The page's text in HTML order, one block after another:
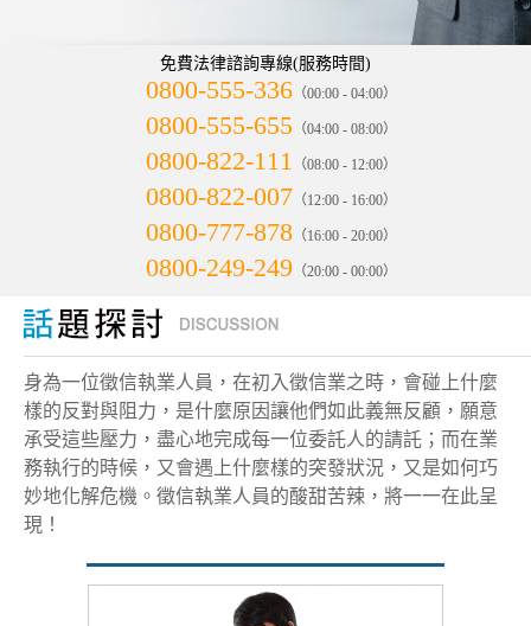
免費法律諮詢專線(服務時間)
0800-555-336 （00:00 - 04:00）
0800-555-655 （04:00 - 08:00）
0800-822-111 （08:00 - 12:00）
0800-822-007 （12:00 - 16:00）
0800-777-878 （16:00 - 20:00）
0800-249-249 （20:00 - 00:00）
身為一位徵信執業人員，在初入徵信業之時，會碰上什麼
樣的反對與阻力，是什麼原因讓他們如此義無反顧，願意
承受這些壓力，盡心地完成每一位委託人的請託；而在業
務執行的時候，又會遇上什麼樣的突發狀況，又是如何巧
妙地化解危機。徵信執業人員的酸甜苦辣，將一一在此呈
現！